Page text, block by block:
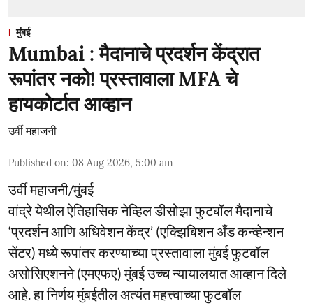
मुंबई
Mumbai : मैदानाचे प्रदर्शन केंद्रात
रूपांतर नको! प्रस्तावाला MFA चे
हायकोर्टात आव्हान
उर्वी महाजनी
Published on: 08 Aug 2026, 5:00 am
उर्वी महाजनी/मुंबई
वांद्रे येथील ऐतिहासिक नेव्हिल डीसोझा फुटबॉल मैदानाचे
‘प्रदर्शन आणि अधिवेशन केंद्र’ (एक्झिबिशन अँड कन्व्हेन्शन
सेंटर) मध्ये रूपांतर करण्याच्या प्रस्तावाला मुंबई फुटबॉल
असोसिएशनने (एमएफए) मुंबई उच्च न्यायालयात आव्हान दिले
आहे. हा निर्णय मुंबईतील अत्यंत महत्त्वाच्या फुटबॉल